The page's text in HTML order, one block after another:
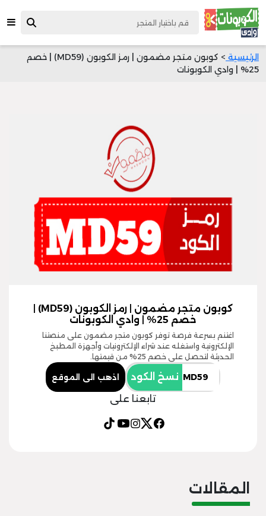
الرئيسية
> كوبون متجر مضمون | رمز الكوبون (MD59) | خصم
25% | وادي الكوبونات
كوبون متجر مضمون | رمز الكوبون (MD59) |
خصم 25% | وادي الكوبونات
اغتنم بسرعة فرصة توفر كوبون متجر مضمون على منصتنا
الإلكترونية واستغله عند شراء الإلكترونيات وأجهزة المطبخ
الحديثة لتحصل على خصم 25% من قيمتها.
نسخ الكود اذهب الى الموقع
تابعنا على
المقالات